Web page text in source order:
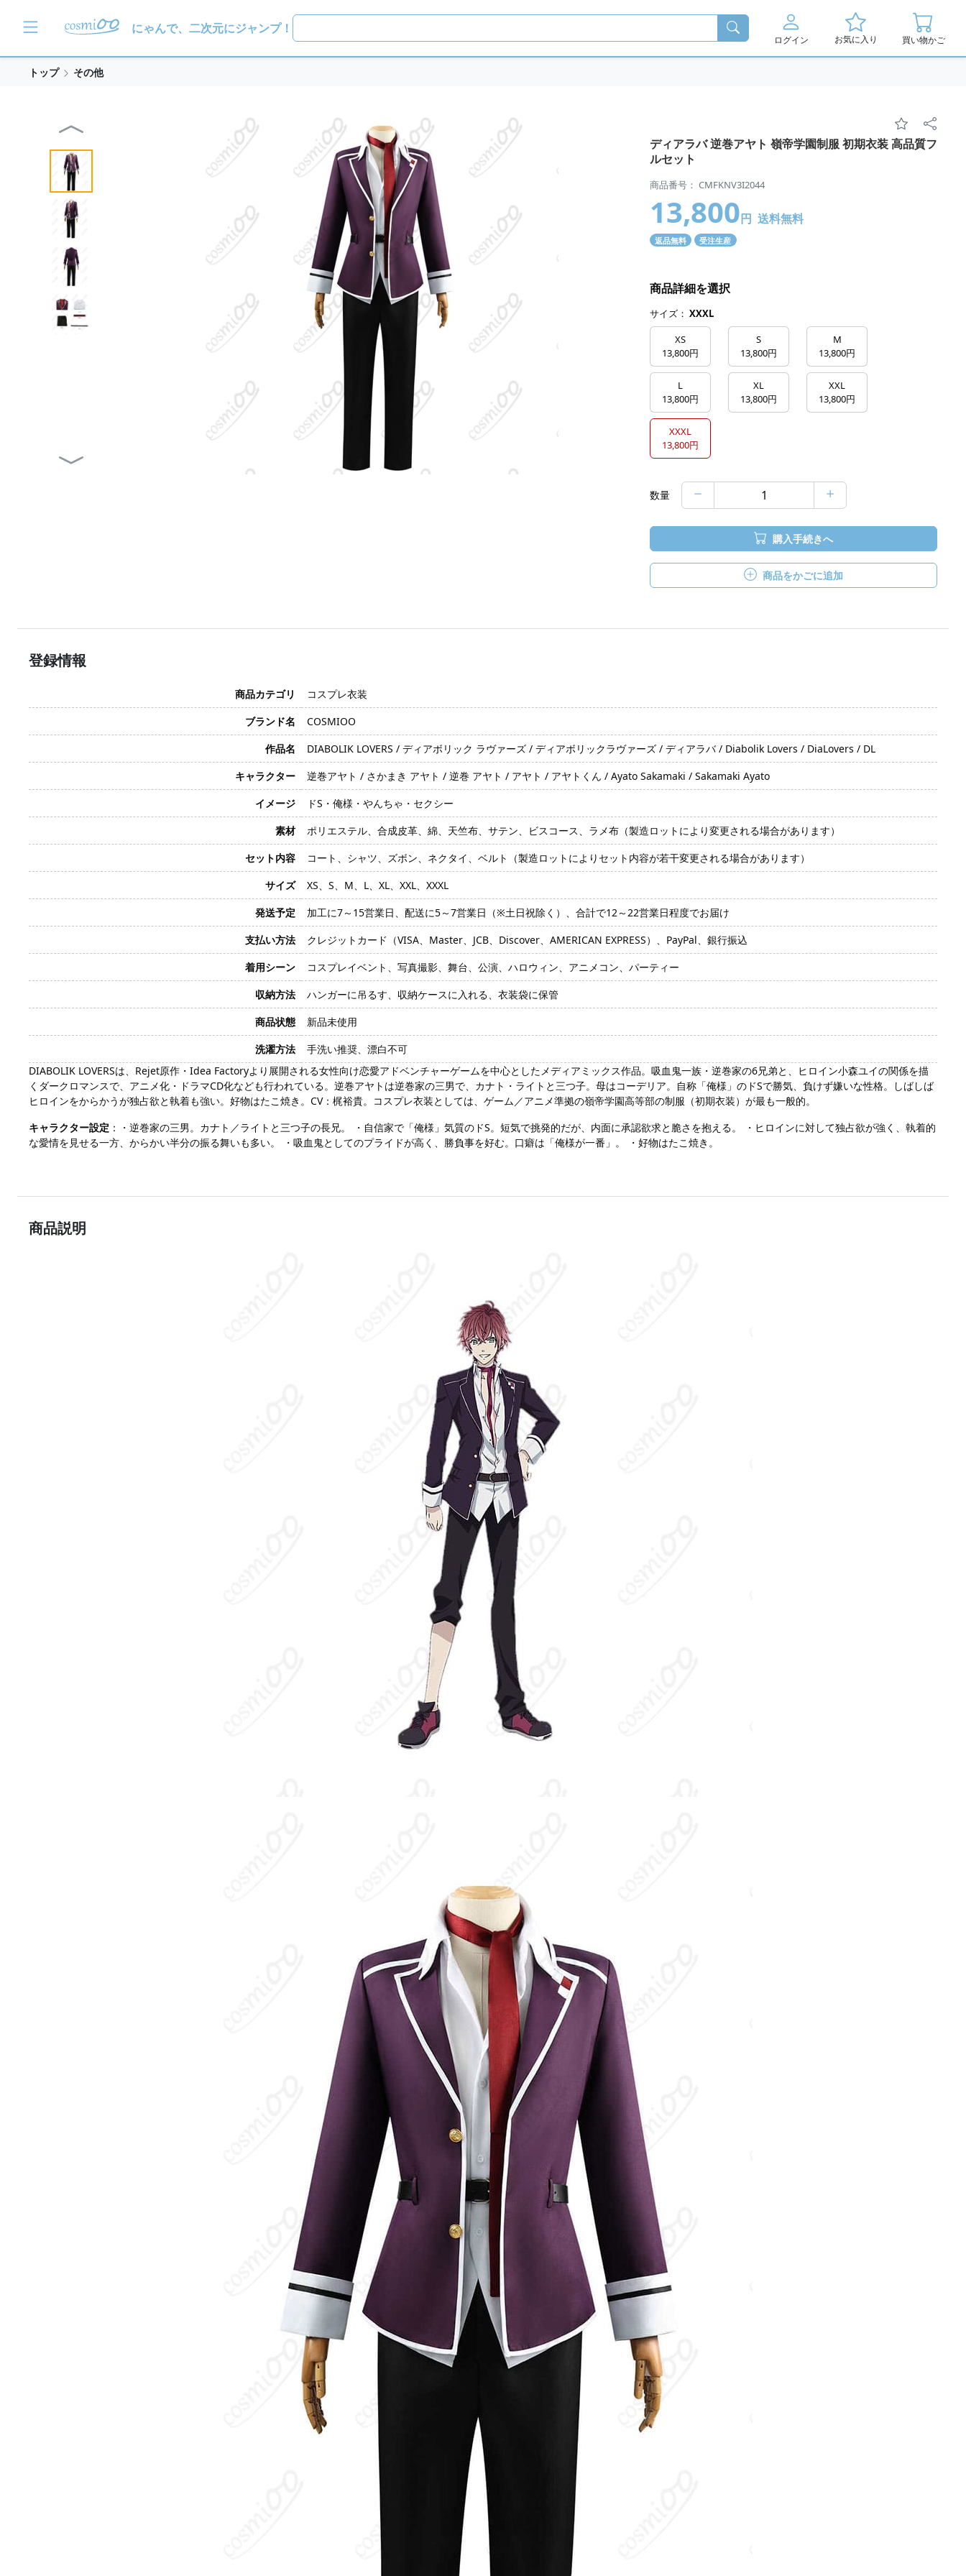
にゃんで、二次元にジャンプ！
ログイン お気に入り 買い物かご
トップ その他
ディアラバ 逆巻アヤト 嶺帝学園制服 初期衣装 高品質フ
ルセット
商品番号： CMFKNV3I2044
13,800円 送料無料
返品無料 受注生産
商品詳細を選択
サイズ： XXXL
XS
13,800円
S
13,800円
M
13,800円
L
13,800円
XL
13,800円
XXL
13,800円
XXXL
13,800円
数量
購入手続きへ
商品をかごに追加
登録情報
商品カテゴリ
コスプレ衣装
ブランド名
COSMIOO
作品名
DIABOLIK LOVERS / ディアボリック ラヴァーズ / ディアボリックラヴァーズ / ディアラバ / Diabolik Lovers / DiaLovers / DL
キャラクター
逆巻アヤト / さかまき アヤト / 逆巻 アヤト / アヤト / アヤトくん / Ayato Sakamaki / Sakamaki Ayato
イメージ
ドS・俺様・やんちゃ・セクシー
素材
ポリエステル、合成皮革、綿、天竺布、サテン、ビスコース、ラメ布（製造ロットにより変更される場合があります）
セット内容
コート、シャツ、ズボン、ネクタイ、ベルト（製造ロットによりセット内容が若干変更される場合があります）
サイズ
XS、S、M、L、XL、XXL、XXXL
発送予定
加工に7～15営業日、配送に5～7営業日（※土日祝除く）、合計で12～22営業日程度でお届け
支払い方法
クレジットカード（VISA、Master、JCB、Discover、AMERICAN EXPRESS）、PayPal、銀行振込
着用シーン
コスプレイベント、写真撮影、舞台、公演、ハロウィン、アニメコン、パーティー
収納方法
ハンガーに吊るす、収納ケースに入れる、衣装袋に保管
商品状態
新品未使用
洗濯方法
手洗い推奨、漂白不可
DIABOLIK LOVERSは、Rejet原作・Idea Factoryより展開される女性向け恋愛アドベンチャーゲームを中心としたメディアミックス作品。吸血鬼一族・逆巻家の6兄弟と、ヒロイン小森ユイの関係を描
くダークロマンスで、アニメ化・ドラマCD化なども行われている。逆巻アヤトは逆巻家の三男で、カナト・ライトと三つ子。母はコーデリア。自称「俺様」のドSで勝気、負けず嫌いな性格。しばしば
ヒロインをからかうが独占欲と執着も強い。好物はたこ焼き。CV：梶裕貴。コスプレ衣装としては、ゲーム／アニメ準拠の嶺帝学園高等部の制服（初期衣装）が最も一般的。
キャラクター設定 ：・逆巻家の三男。カナト／ライトと三つ子の長兄。 ・自信家で「俺様」気質のドS。短気で挑発的だが、内面に承認欲求と脆さを抱える。 ・ヒロインに対して独占欲が強く、執着的
な愛情を見せる一方、からかい半分の振る舞いも多い。 ・吸血鬼としてのプライドが高く、勝負事を好む。口癖は「俺様が一番」。 ・好物はたこ焼き。
商品説明